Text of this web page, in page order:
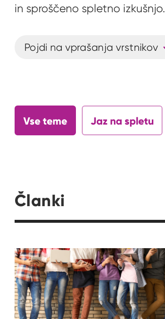
in sproščeno spletno izkušnjo.
Pojdi na vprašanja vrstnikov
Vse teme Jaz na spletu
Članki